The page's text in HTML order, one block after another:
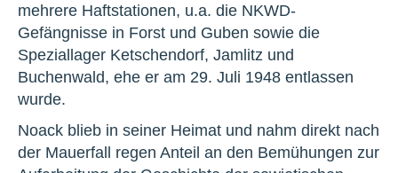
mehrere Haftstationen, u.a. die NKWD-
Gefängnisse in Forst und Guben sowie die
Speziallager Ketschendorf, Jamlitz und
Buchenwald, ehe er am 29. Juli 1948 entlassen
wurde.
Noack blieb in seiner Heimat und nahm direkt nach
der Mauerfall regen Anteil an den Bemühungen zur